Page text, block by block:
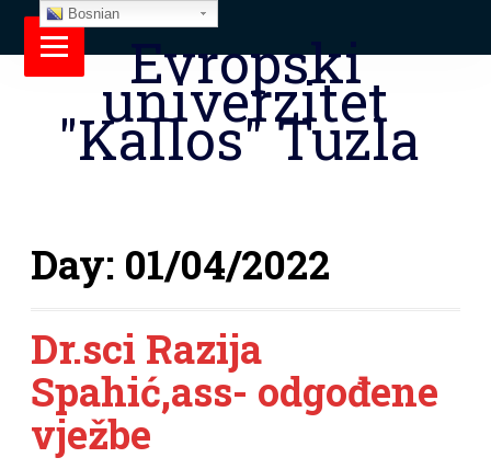
Evropski
univerzitet
"Kallos" Tuzla
Day: 01/04/2022
Dr.sci Razija
Spahić,ass- odgođene
vježbe
Bosnian